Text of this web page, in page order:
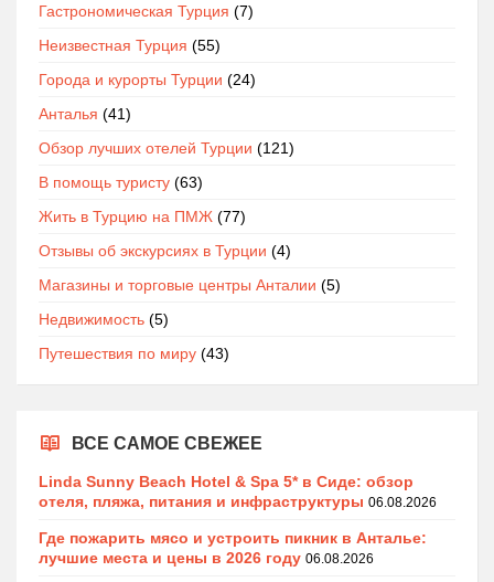
Гастрономическая Турция (7)
Неизвестная Турция (55)
Города и курорты Турции (24)
Анталья (41)
Обзор лучших отелей Турции (121)
В помощь туристу (63)
Жить в Турцию на ПМЖ (77)
Отзывы об экскурсиях в Турции (4)
Магазины и торговые центры Анталии (5)
Недвижимость (5)
Путешествия по миру (43)
ВСЕ САМОЕ СВЕЖЕЕ
Linda Sunny Beach Hotel & Spa 5* в Сиде: обзор
отеля, пляжа, питания и инфраструктуры 06.08.2026
Где пожарить мясо и устроить пикник в Анталье:
лучшие места и цены в 2026 году 06.08.2026